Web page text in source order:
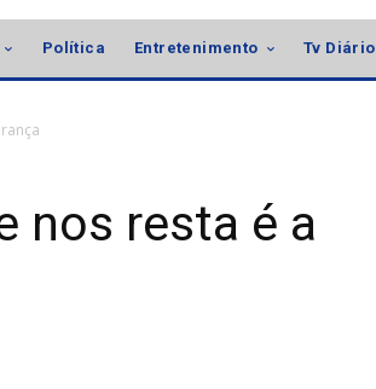
Política Entretenimento Tv Diário
nos resta é a